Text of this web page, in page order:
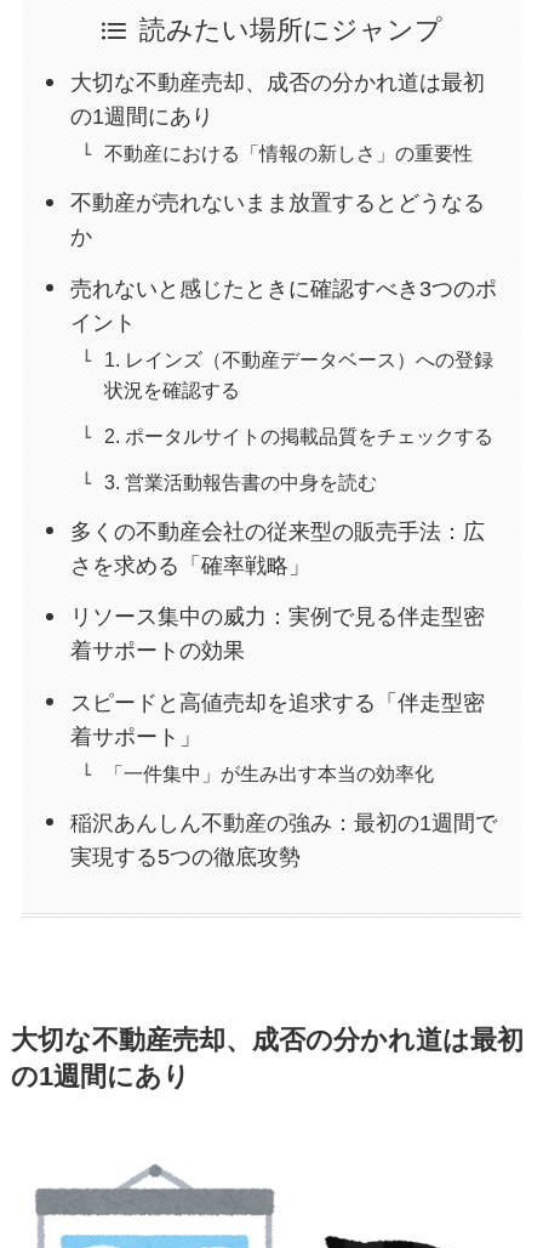
読みたい場所にジャンプ
大切な不動産売却、成否の分かれ道は最初
の1週間にあり
不動産における「情報の新しさ」の重要性
不動産が売れないまま放置するとどうなる
か
売れないと感じたときに確認すべき3つのポ
イント
1. レインズ（不動産データベース）への登録
状況を確認する
2. ポータルサイトの掲載品質をチェックする
3. 営業活動報告書の中身を読む
多くの不動産会社の従来型の販売手法：広
さを求める「確率戦略」
リソース集中の威力：実例で見る伴走型密
着サポートの効果
スピードと高値売却を追求する「伴走型密
着サポート」
「一件集中」が生み出す本当の効率化
稲沢あんしん不動産の強み：最初の1週間で
実現する5つの徹底攻勢
大切な不動産売却、成否の分かれ道は最初
の1週間にあり